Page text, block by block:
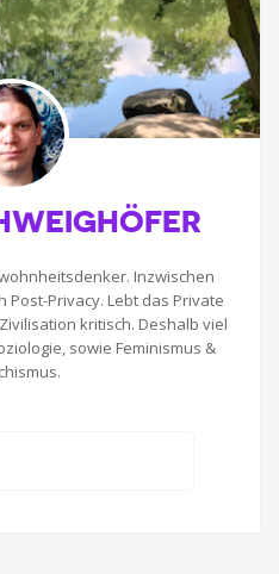
Inzwischen
Post-Privacy. Lebt das Private
kritisch. Deshalb viel
sowie Feminismus &